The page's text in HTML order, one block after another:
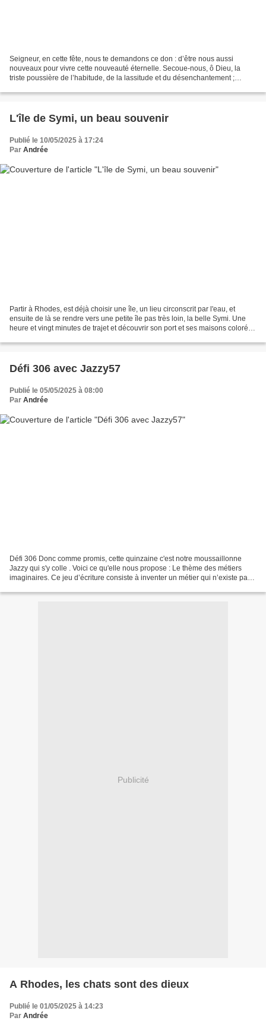
Seigneur, en cette fête, nous te demandons ce don : d’être nous aussi
nouveaux pour vivre cette nouveauté éternelle. Secoue-nous, ô Dieu, la
triste poussière de l’habitude, de la lassitude et du désenchantement ;
L'île de Symi, un beau souvenir
Publié le 10/05/2025 à 17:24
Par Andrée
Partir à Rhodes, est déjà choisir une île, un lieu circonscrit par l'eau, et
ensuite de là se rendre vers une petite île pas très loin, la belle Symi. Une
heure et vingt minutes de trajet et découvrir son port et ses maisons colorées
Défi 306 avec Jazzy57
Publié le 05/05/2025 à 08:00
Par Andrée
Défi 306 Donc comme promis, cette quinzaine c'est notre moussaillonne
Jazzy qui s'y colle . Voici ce qu'elle nous propose : Le thème des métiers
imaginaires. Ce jeu d’écriture consiste à inventer un métier qui n’existe pas.
Publicité
A Rhodes, les chats sont des dieux
Publié le 01/05/2025 à 14:23
Par Andrée